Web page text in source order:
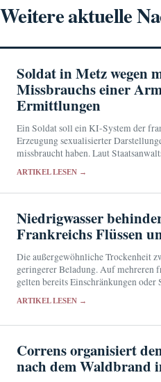
Weitere aktuelle
Soldat in Metz wegen
Missbrauchs einer
Ermittlungen
Ein Soldat soll ein KI-System der
Erzeugung sexualisierter
missbraucht haben. Laut
ARTIKEL LESEN →
Niedrigwasser
Frankreichs Flüssen
Die außergewöhnliche Trockenheit
geringerer Beladung. Auf mehreren
gelten bereits Einschränkungen oder
ARTIKEL LESEN →
Correns organisiert
nach dem Waldbrand